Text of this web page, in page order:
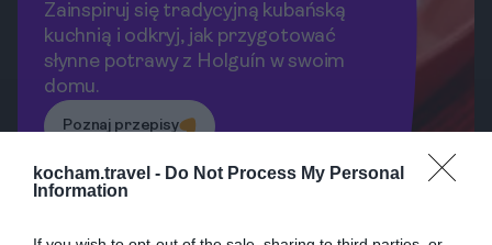
kocham.travel - Do Not Process My Personal
Information
przepisów!
Zainspiruj się tradycyjną kubańską
kuchnią i odkryj, jak przygotować
słynne potrawy z Holguín w swoim
domu.
Poznaj przepisy
Street Food w Holguín